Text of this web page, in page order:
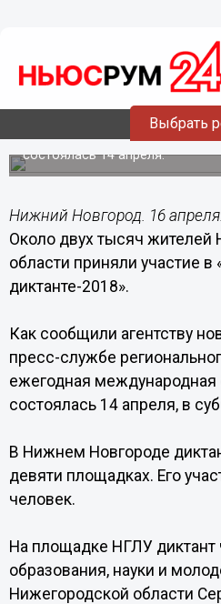
Выбрать
Около двух тысяч
Нижегородской
участие в
Ежегодная международная
состоялась 14 апреля.
Нижний Новгород. 16
Около двух тысяч жителей
области приняли участие в
диктанте-2018».
Как сообщили агентству
пресс-службе
ежегодная международная
состоялась 14 апреля, в
В Нижнем Новгороде
девяти площадках. Его
человек.
На площадке НГЛУ диктант
образования, науки и
Нижегородской области